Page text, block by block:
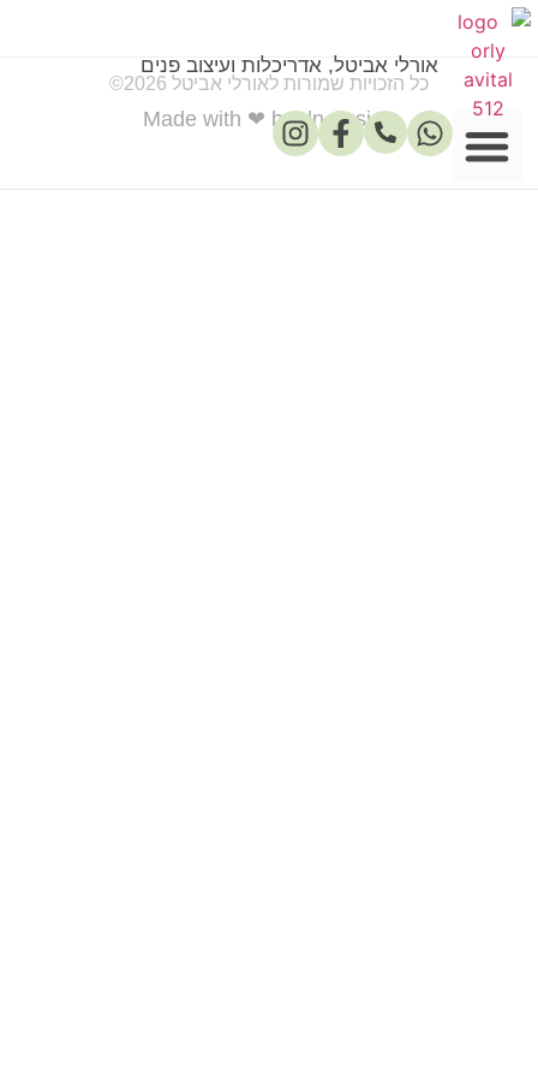
אורלי אביטל, אדריכלות ועיצוב פנים
כל הזכויות שמורות לאורלי אביטל 2026©
Made with ❤ by dn-design